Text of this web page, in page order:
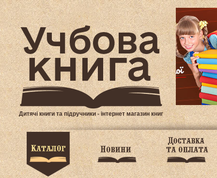
Дитячі книги та підручники - інтернет магазин книг